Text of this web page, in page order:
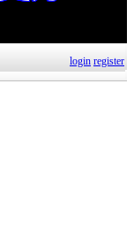
login register